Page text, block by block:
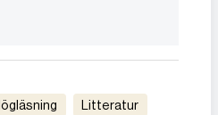
Högläsning Litteratur